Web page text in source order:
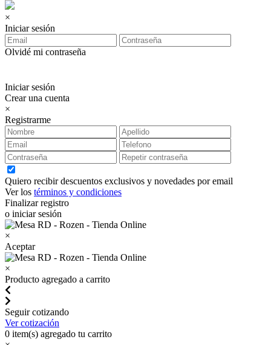
×
Iniciar sesión
Olvidé mi contraseña
Iniciar sesión
Crear una cuenta
×
Registrarme
Quiero recibir descuentos exclusivos y novedades por email
Ver los términos y condiciones
Finalizar registro
o iniciar sesión
×
Aceptar
×
Producto agregado a carrito
Seguir cotizando
Ver cotización
0 item(s) agregado tu carrito